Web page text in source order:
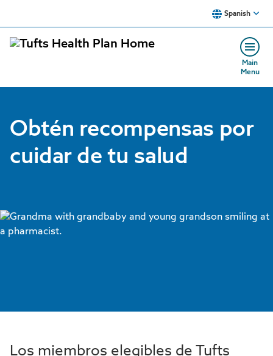
Spanish
Main
Menu
Obtén recompensas por
cuidar de tu salud
Los miembros elegibles de Tufts